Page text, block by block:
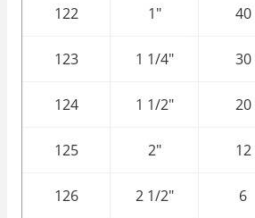
122
1" 40
123
1 1/4" 30
124
1 1/2" 20
125
2" 12
126
2 1/2" 6